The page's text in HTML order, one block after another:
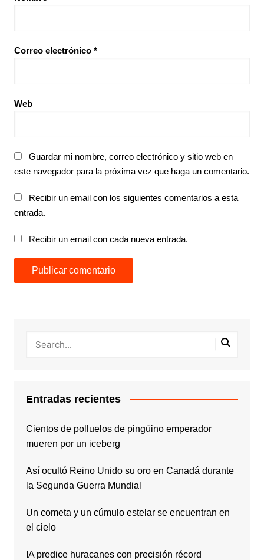
Correo electrónico *
Web
Guardar mi nombre, correo electrónico y sitio web en
este navegador para la próxima vez que haga un comentario.
Recibir un email con los siguientes comentarios a esta
entrada.
Recibir un email con cada nueva entrada.
Entradas recientes
Cientos de polluelos de pingüino emperador
mueren por un iceberg
Así ocultó Reino Unido su oro en Canadá durante
la Segunda Guerra Mundial
Un cometa y un cúmulo estelar se encuentran en
el cielo
IA predice huracanes con precisión récord